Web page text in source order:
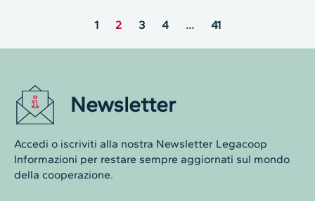
1 2 3 4 … 41
Newsletter
Accedi o iscriviti alla nostra Newsletter Legacoop
Informazioni per restare sempre aggiornati sul mondo
della cooperazione.